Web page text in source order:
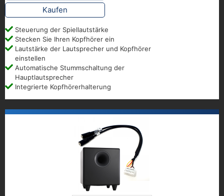
Kaufen
Steuerung der Spiellautstärke
Stecken Sie Ihren Kopfhörer ein
Lautstärke der Lautsprecher und Kopfhörer
einstellen
Automatische Stummschaltung der
Hauptlautsprecher
Integrierte Kopfhörerhalterung